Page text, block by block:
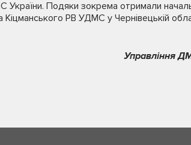
Подяки зокрема отримали
Кіцманського РВ УДМС у Чернівецькій
Управління